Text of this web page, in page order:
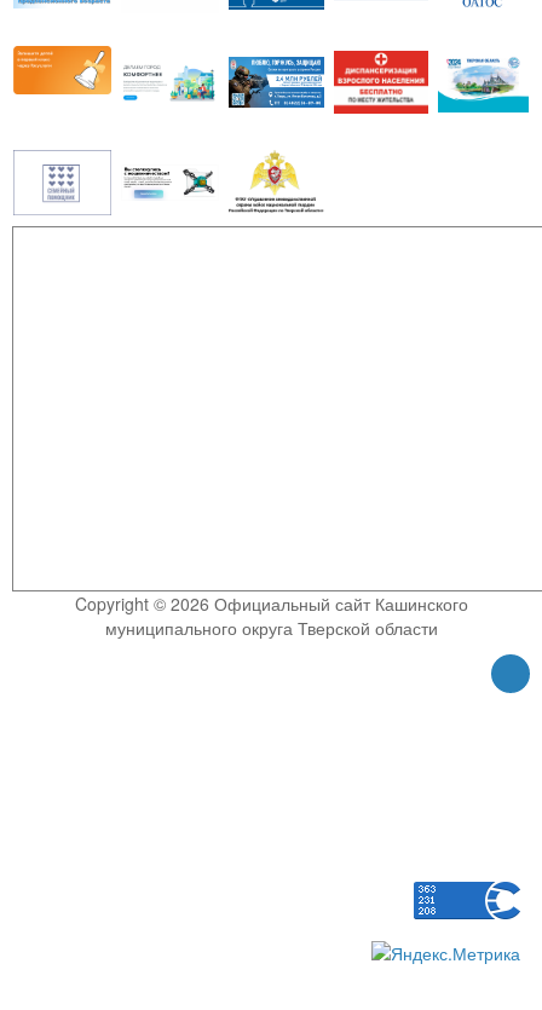
Copyright © 2026 Официальный сайт Кашинского
муниципального округа Тверской области